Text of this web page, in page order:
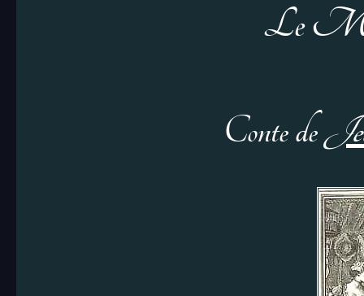
Le
Conte de